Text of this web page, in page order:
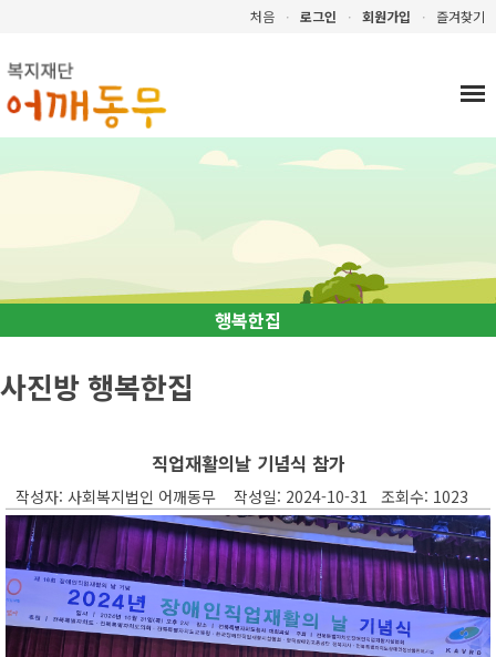
처음 ㆍ 로그인 ㆍ 회원가입 ㆍ 즐겨찾기
행복한집
사진방 행복한집
직업재활의날 기념식 참가
작성자: 사회복지법인 어깨동무 작성일: 2024-10-31 조회수: 1023